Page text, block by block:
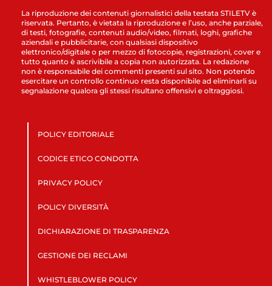
La riproduzione dei contenuti giornalistici della testata STILETV è
riservata. Pertanto, è vietata la riproduzione e l’uso, anche parziale,
di testi, fotografie, contenuti audio/video, filmati, loghi, grafiche
aziendali e pubblicitarie, con qualsiasi dispositivo
elettronico/digitale o per mezzo di fotocopie, registrazioni, cover e
tutto quanto è ascrivibile a copia non autorizzata. La redazione
non è responsabile dei commenti presenti sul sito. Non potendo
esercitare un controllo continuo resta disponibile ad eliminarli su
segnalazione qualora gli stessi risultano offensivi e oltraggiosi.
POLICY EDITORIALE
CODICE ETICO CONDOTTA
PRIVACY POLICY
POLICY DIVERSITÀ
DICHIARAZIONE DI TRASPARENZA
GESTIONE DEI RECLAMI
WHISTLEBLOWER POLICY